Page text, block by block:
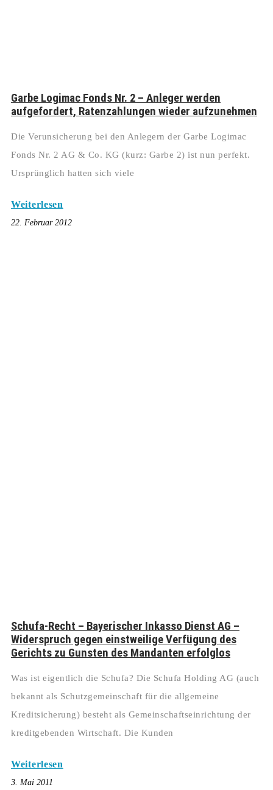
Garbe Logimac Fonds Nr. 2 – Anleger werden
aufgefordert, Ratenzahlungen wieder aufzunehmen
Die Verunsicherung bei den Anlegern der Garbe Logimac
Fonds Nr. 2 AG & Co. KG (kurz: Garbe 2) ist nun perfekt.
Ursprünglich hatten sich viele
Weiterlesen
22. Februar 2012
Schufa-Recht – Bayerischer Inkasso Dienst AG –
Widerspruch gegen einstweilige Verfügung des
Gerichts zu Gunsten des Mandanten erfolglos
Was ist eigentlich die Schufa? Die Schufa Holding AG (auch
bekannt als Schutzgemeinschaft für die allgemeine
Kreditsicherung) besteht als Gemeinschaftseinrichtung der
kreditgebenden Wirtschaft. Die Kunden
Weiterlesen
3. Mai 2011